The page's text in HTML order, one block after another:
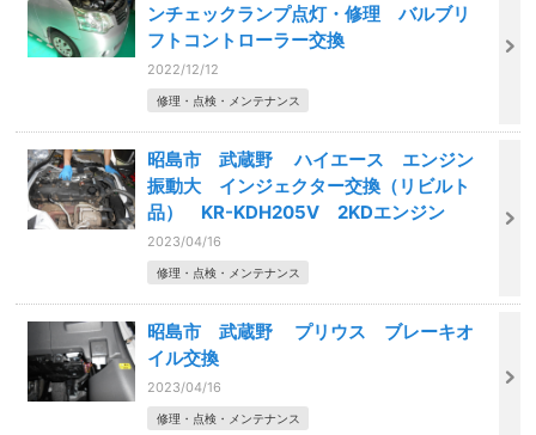
ンチェックランプ点灯・修理 バルブリ
フトコントローラー交換
2022/12/12
修理・点検・メンテナンス
昭島市 武蔵野 ハイエース エンジン
振動大 インジェクター交換（リビルト
品） KR-KDH205V 2KDエンジン
2023/04/16
修理・点検・メンテナンス
昭島市 武蔵野 プリウス ブレーキオ
イル交換
2023/04/16
修理・点検・メンテナンス